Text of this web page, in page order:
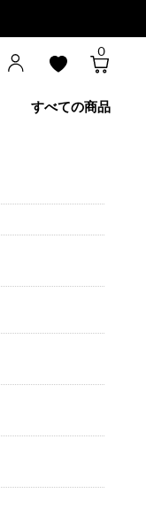
0
すべての商品